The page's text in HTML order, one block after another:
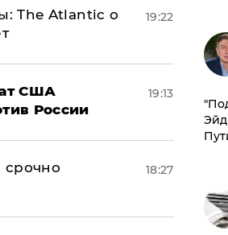
The Atlantic о
19:22
США
России
19:13
срочно
18:27